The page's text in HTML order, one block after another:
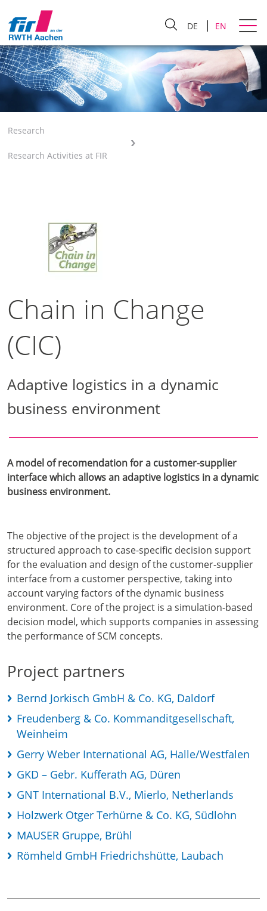
DE EN
Research
Research Activities at FIR
Chain in Change
(CIC)
Adaptive logistics in a dynamic
business environment
A model of recomendation for a customer-supplier
interface which allows an adaptive logistics in a dynamic
business environment.
The objective of the project is the development of a
structured approach to case-specific decision support
for the evaluation and design of the customer-supplier
interface from a customer perspective, taking into
account varying factors of the dynamic business
environment. Core of the project is a simulation-based
decision model, which supports companies in assessing
the performance of SCM concepts.
Project partners
Bernd Jorkisch GmbH & Co. KG, Daldorf
Freudenberg & Co. Kommanditgesellschaft,
Weinheim
Gerry Weber International AG, Halle/Westfalen
GKD – Gebr. Kufferath AG, Düren
GNT International B.V., Mierlo, Netherlands
Holzwerk Otger Terhürne & Co. KG, Südlohn
MAUSER Gruppe, Brühl
Römheld GmbH Friedrichshütte, Laubach